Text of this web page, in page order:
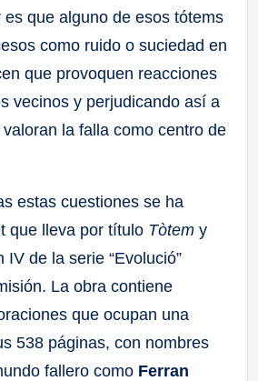
es que alguno de esos tótems
como ruido o suciedad en
que provoquen reacciones
vecinos y perjudicando así a
la falla como centro de
estas cuestiones se ha
que lleva por título Tòtemy
IV de la serie “Evolució”
La obra contiene
que ocupan una
538 páginas, con nombres
fallero como Ferran